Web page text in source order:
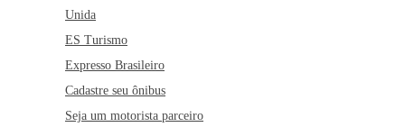
Unida
ES Turismo
Expresso Brasileiro
Cadastre seu ônibus
Seja um motorista parceiro